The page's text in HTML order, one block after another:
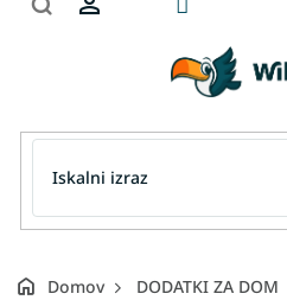
Domov DODATKI ZA DOM